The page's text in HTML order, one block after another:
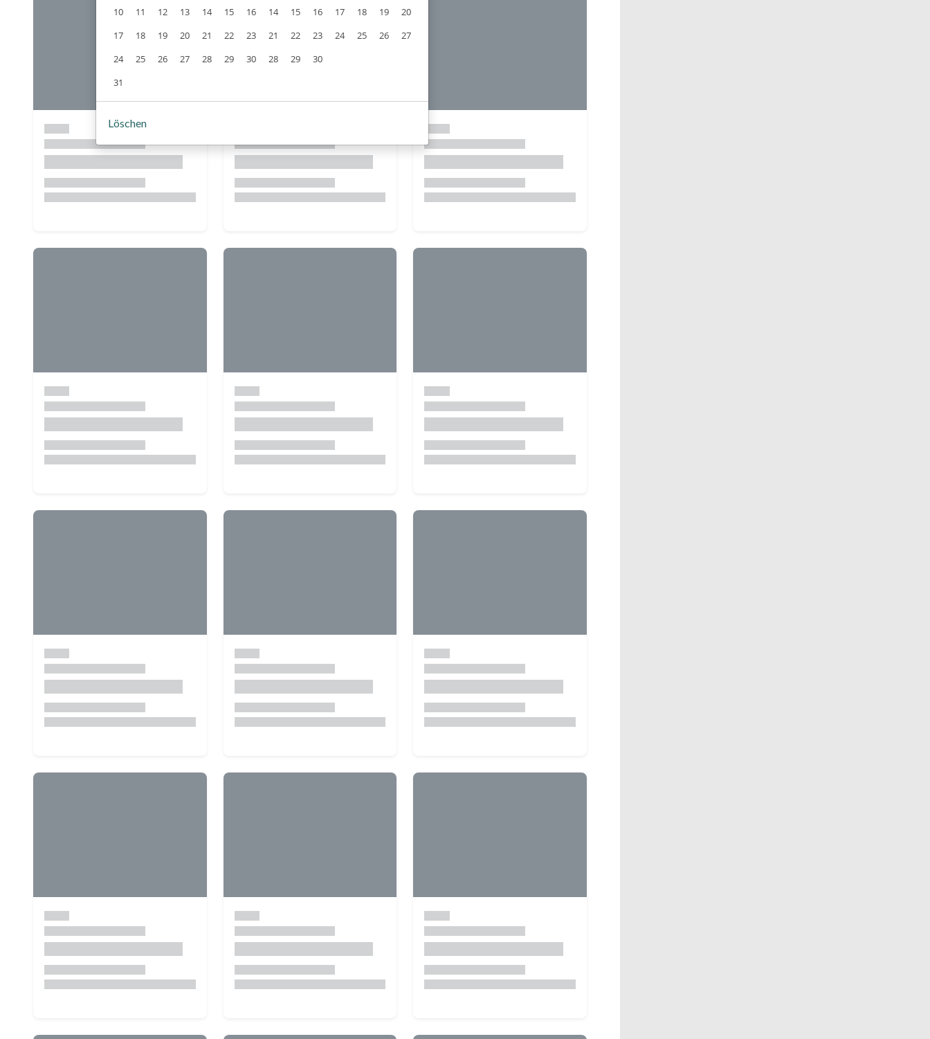
10
11 12 13 14 15
16
17
18 19 20 21 22
23
24
25 26 27 28 29
30
31
14
15 16 17 18 19
20
21
22 23 24 25 26
27
28
29 30
Löschen